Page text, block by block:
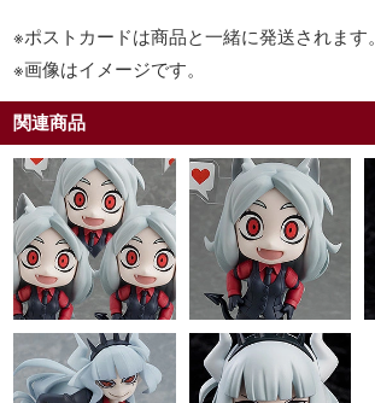
※ポストカードは商品と一緒に発送されます。
※画像はイメージです。
関連商品